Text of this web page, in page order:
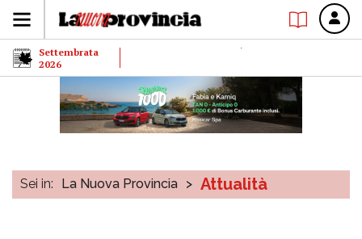
Settembrata
2026
Sei in: La Nuova Provincia > Attualità